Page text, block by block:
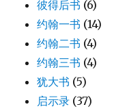
彼得后书 (6)
约翰一书 (14)
约翰二书 (4)
约翰三书 (4)
犹大书 (5)
启示录 (37)